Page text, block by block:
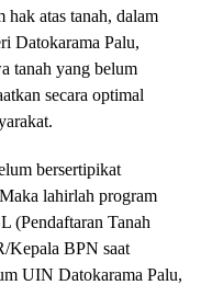
atas tanah, dalam
Datokarama Palu,
tanah yang belum
secara optimal
bersertipikat
lahirlah program
(Pendaftaran Tanah
Kepala BPN saat
UIN Datokarama Palu,